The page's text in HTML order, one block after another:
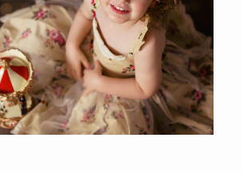
VOS MOTS D'AMOUR
BOH'AIME